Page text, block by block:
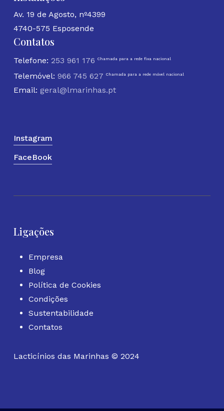
Av. 19 de Agosto, nº4399
4740-575 Esposende
Contatos
Telefone: 253 961 176 Chamada para a rede fixa nacional
Telemóvel: 966 745 627 Chamada para a rede móvel nacional
Email: geral@lmarinhas.pt
Instagram
FaceBook
Ligações
Empresa
Blog
Política de Cookies
Condições
Sustentabilidade
Contatos
Lacticínios das Marinhas © 2024